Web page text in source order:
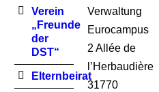
Verein
„Freunde
der
DST“
Elternbeirat
Verwaltung
Eurocampus
2 Allée de
l’Herbaudière
31770